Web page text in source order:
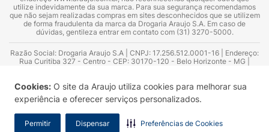
Cookies: O site da Araujo utiliza cookies para melhorar sua
experiência e oferecer serviços personalizados.
Permitir Dispensar Preferências de Cookies
utilize indevidamente da sua marca. Para sua segurança recomendamos
que não sejam realizadas compras em sites desconhecidos que se utilizem
de forma fraudulenta da marca da Drogaria Araujo S.A. Em caso de
dúvidas, gentileza entrar em contato com (31) 3270-5000.
Razão Social: Drogaria Araujo S.A | CNPJ: 17.256.512.0001-16 | Endereço:
Rua Curitiba 327 - Centro - CEP: 30170-120 - Belo Horizonte - MG |
Azevedo Guimarães – CRF 10.965 | Yasmin Silva Alvarenga – CRF 52.584 -
Consultor substituto: Thiago Aguiar Pinheiro - CRF Nº 13.748. Alvará
Sanitário: 2025020713 | Autorização de Funcionamento da Empresa (AFE):